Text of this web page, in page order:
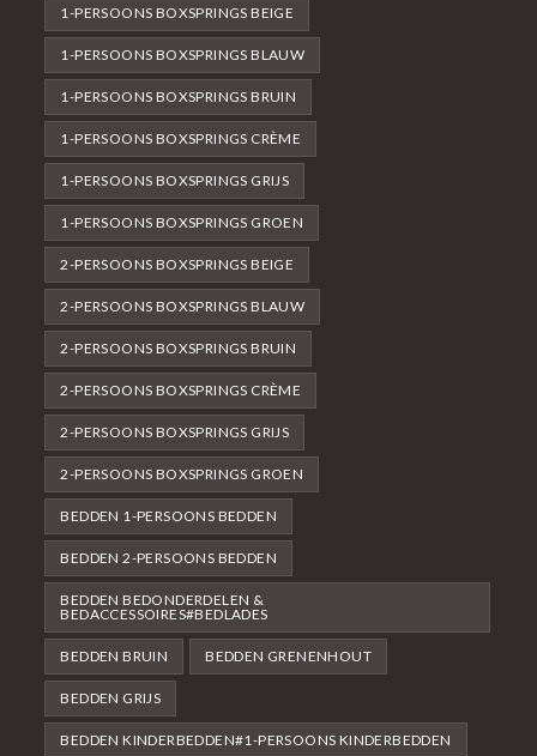
1-PERSOONS BOXSPRINGS BEIGE
1-PERSOONS BOXSPRINGS BLAUW
1-PERSOONS BOXSPRINGS BRUIN
1-PERSOONS BOXSPRINGS CRÈME
1-PERSOONS BOXSPRINGS GRIJS
1-PERSOONS BOXSPRINGS GROEN
2-PERSOONS BOXSPRINGS BEIGE
2-PERSOONS BOXSPRINGS BLAUW
2-PERSOONS BOXSPRINGS BRUIN
2-PERSOONS BOXSPRINGS CRÈME
2-PERSOONS BOXSPRINGS GRIJS
2-PERSOONS BOXSPRINGS GROEN
BEDDEN 1-PERSOONS BEDDEN
BEDDEN 2-PERSOONS BEDDEN
BEDDEN BEDONDERDELEN &
BEDACCESSOIRES#BEDLADES
BEDDEN BRUIN BEDDEN GRENENHOUT
BEDDEN GRIJS
BEDDEN KINDERBEDDEN#1-PERSOONS KINDERBEDDEN